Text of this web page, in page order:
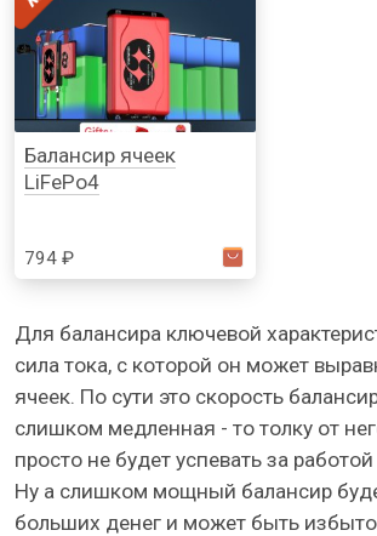
Балансир ячеек
LiFePo4
794 ₽
Для балансира ключевой
сила тока, с которой он может
ячеек. По сути это скорость
слишком медленная - то толку от
просто не будет успевать за работой
Ну а слишком мощный балансир
больших денег и может быть